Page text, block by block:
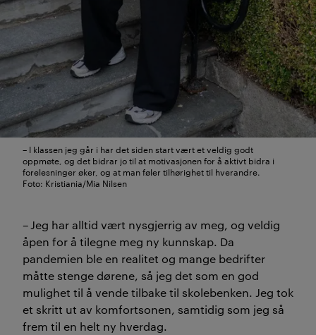
– I klassen jeg går i har det siden start vært et veldig godt
oppmøte, og det bidrar jo til at motivasjonen for å aktivt bidra i
forelesninger øker, og at man føler tilhørighet til hverandre.
Foto: Kristiania/Mia Nilsen
– Jeg har alltid vært nysgjerrig av meg, og veldig
åpen for å tilegne meg ny kunnskap. Da
pandemien ble en realitet og mange bedrifter
måtte stenge dørene, så jeg det som en god
mulighet til å vende tilbake til skolebenken. Jeg tok
et skritt ut av komfortsonen, samtidig som jeg så
frem til en helt ny hverdag.